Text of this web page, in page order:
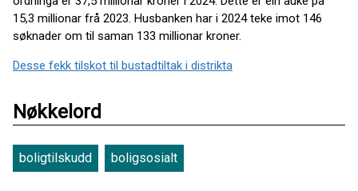
15,3 millionar frå 2023. Husbanken har i 2024 teke imot 146
søknader om til saman 133 millionar kroner.
Desse fekk tilskot til bustadtiltak i distrikta
Nøkkelord
boligtilskudd boligsosialt